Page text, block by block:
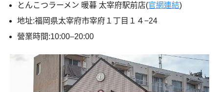
とんこつラーメン 暖暮 太宰府駅前店(官網連結)
地址:福岡県太宰府市宰府１丁目１４−24
營業時間:10:00–20:00